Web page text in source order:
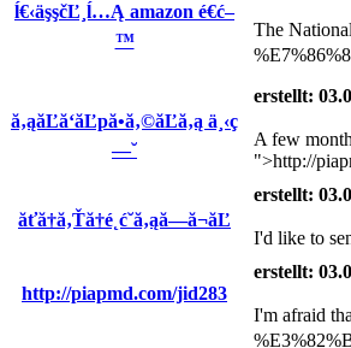
ĺ€‹äşşčĽ¸ĺ…Ą amazon é€ć–
™
The
ă‚ąăĽă‘ăĽpă•ă‚©ăĽă‚ą ä¸‹ç
—˘
erstellt:
A few
">http://
ăťă†ă‚Ťă†é˛ć­˘ă‚ąă—ă¬ăĽ
erstellt:
I'd like to
http://piapmd.com/jid283
erstellt:
I'm afraid